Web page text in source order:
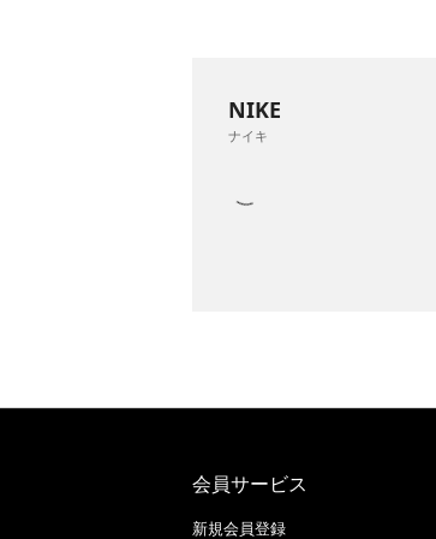
NIKE
ナイキ
会員サービス
新規会員登録